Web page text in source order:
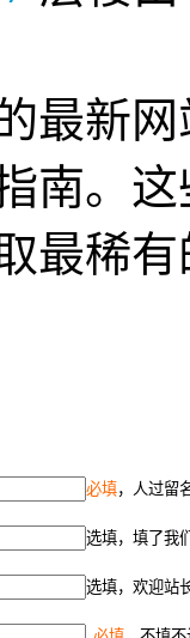
最新
南。
最稀
必填，人过留
选填，填了我
选填，欢迎站